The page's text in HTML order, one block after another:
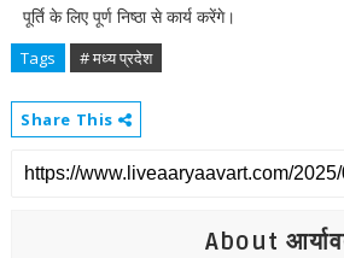
पूर्ति के लिए पूर्ण निष्ठा से कार्य करेंगे।
Tags # मध्य प्रदेश
Share This
About